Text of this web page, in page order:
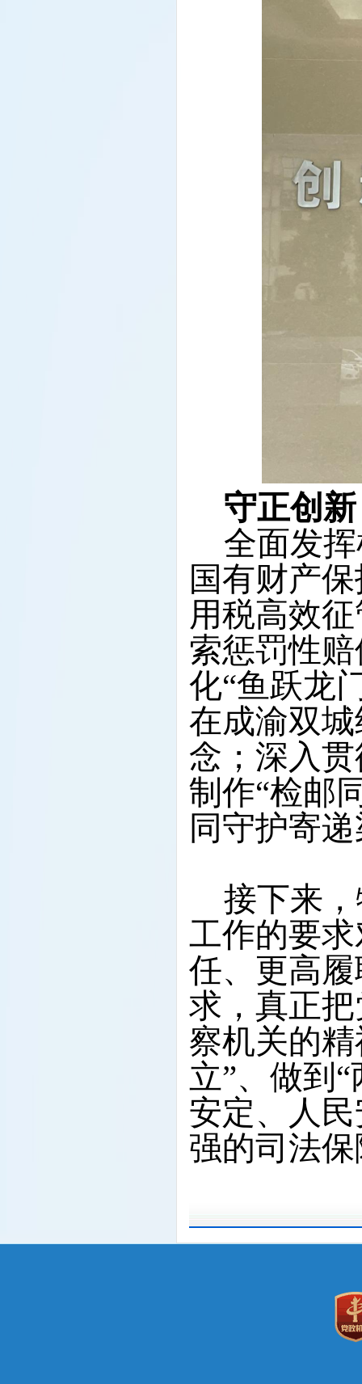
守正创
全面发
国有财产
用税高效
索惩罚性
化“鱼跃龙
在成渝双
念 ；深入
制作“检邮
同守护寄
接下来
工作的要
任、更高
求，真正
察机关的
立”、做到
安定、人
强的司法